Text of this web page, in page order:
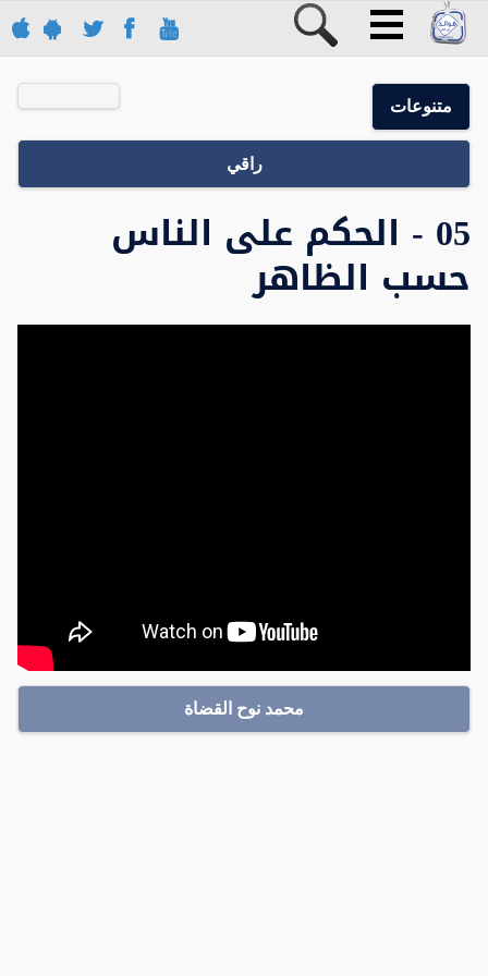
متنوعات
راقي
05 - الحكم على الناس
حسب الظاهر
محمد نوح القضاة